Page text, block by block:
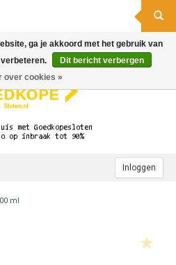
Inloggen
ml
ga je akkoord met het gebruik van
Dit bericht verbergen
over cookies »